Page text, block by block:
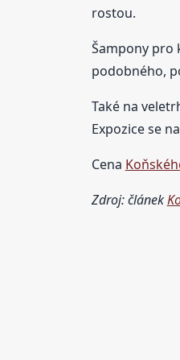
rostou.
Šampony pro
podobného,
Také na
Expozice se
Cena
Zdroj: článek